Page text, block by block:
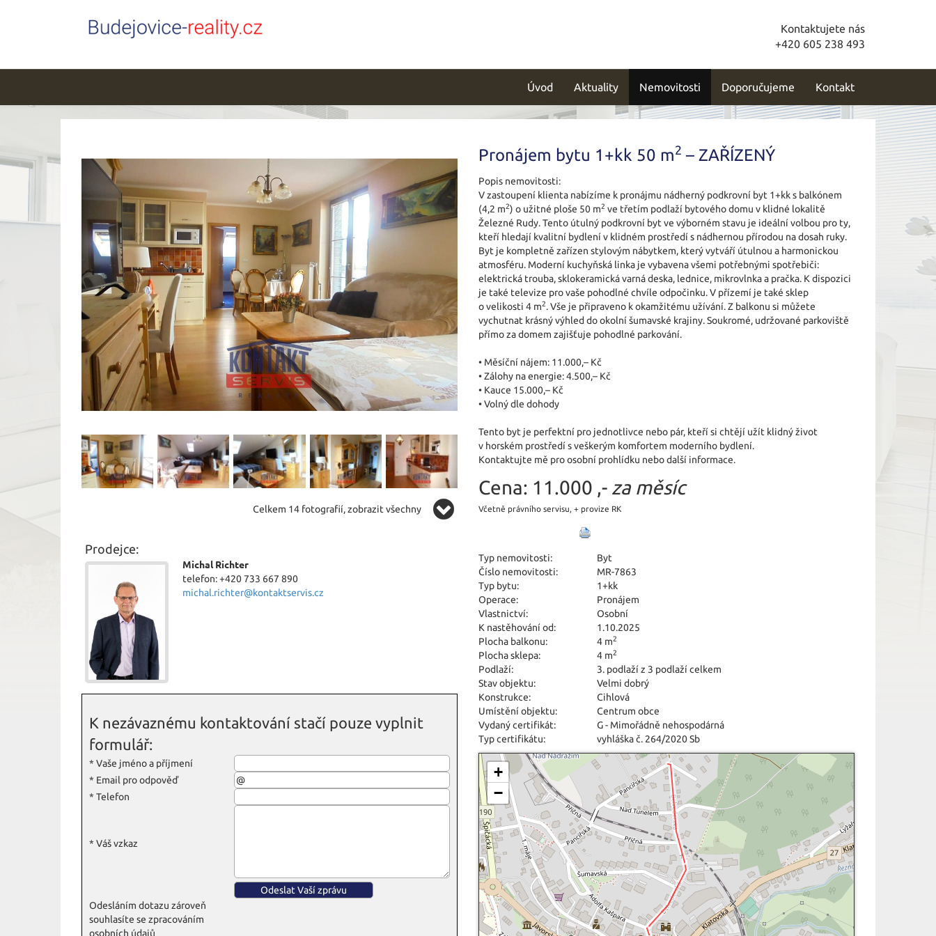
Kontaktujete nás
+420 605 238 493
Úvod Aktuality Nemovitosti Doporučujeme Kontakt
Celkem 14 fotografií, zobrazit všechny
Prodejce:
Michal Richter
telefon: +420 733 667 890
michal.richter@kontaktservis.cz
K nezávaznému kontaktování stačí pouze vyplnit
formulář:
* Vaše jméno a příjmení
* Email pro odpověď
* Telefon
* Váš vzkaz
Odesláním dotazu zároveň
souhlasíte se zpracováním
osobních údajů
Pronájem bytu 1+kk 50 m2 – ZAŘÍZENÝ
Popis nemovitosti:
V zastoupení klienta nabízíme k pronájmu nádherný podkrovní byt 1+kk s balkónem
(4,2 m2) o užitné ploše 50 m2 ve třetím podlaží bytového domu v klidné lokalitě
Železné Rudy. Tento útulný podkrovní byt ve výborném stavu je ideální volbou pro ty,
kteří hledají kvalitní bydlení v klidném prostředí s nádhernou přírodou na dosah ruky.
Byt je kompletně zařízen stylovým nábytkem, který vytváří útulnou a harmonickou
atmosféru. Moderní kuchyňská linka je vybavena všemi potřebnými spotřebiči:
elektrická trouba, sklokeramická varná deska, lednice, mikrovlnka a pračka. K dispozici
je také televize pro vaše pohodlné chvíle odpočinku. V přízemí je také sklep
o velikosti 4 m2. Vše je připraveno k okamžitému užívání. Z balkonu si můžete
vychutnat krásný výhled do okolní šumavské krajiny. Soukromé, udržované parkoviště
přímo za domem zajišťuje pohodlné parkování.
• Měsíční nájem: 11.000,– Kč
• Zálohy na energie: 4.500,– Kč
• Kauce 15.000,– Kč
• Volný dle dohody
Tento byt je perfektní pro jednotlivce nebo pár, kteří si chtějí užít klidný život
v horském prostředí s veškerým komfortem moderního bydlení.
Kontaktujte mě pro osobní prohlídku nebo další informace.
Cena: 11.000 ,- za měsíc
Včetně právního servisu, + provize RK
Typ nemovitosti:
Byt
Číslo nemovitosti:
MR-7863
Typ bytu:
1+kk
Operace:
Pronájem
Vlastnictví:
Osobní
K nastěhování od:
1.10.2025
Plocha balkonu:
4 m2
Plocha sklepa: 4 m2
Podlaží:
3. podlaží z 3 podlaží celkem
Stav objektu:
Velmi dobrý
Konstrukce:
Cihlová
Umístění objektu:
Centrum obce
Vydaný certifikát:
G - Mimořádně nehospodárná
Typ certifikátu:
vyhláška č. 264/2020 Sb
+
−